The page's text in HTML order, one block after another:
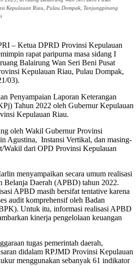
Kepulauan Riau, Pulau Dompak, Tanjungpinang
– Ketua DPRD Provinsi Kepulauan
rapat paripurna masa sidang I
Balairung Wan Seri Beni Pusat
Kepulauan Riau, Pulau Dompak,
03).
Penyampaian Laporan Keterangan
Tahun 2022 oleh Gubernur Kepulauan
Kepulauan Riau.
oleh Wakil Gubernur Provinsi
Agustina, Instansi Vertikal, dan masing-
Wakil dari OPD Provinsi Kepulauan
menyampaikan secara umum realisasi
Belanja Daerah (APBD) tahun 2022.
APBD masih bersifat tentative karena
audit komprehensif oleh Badan
Untuk itu, informasi realisasi APBD
kinerja pengelolaan keuangan
tugas pemerintah daerah,
didalam RPJMD Provinsi Kepulauan
menggunakan sebanyak 61 indikator